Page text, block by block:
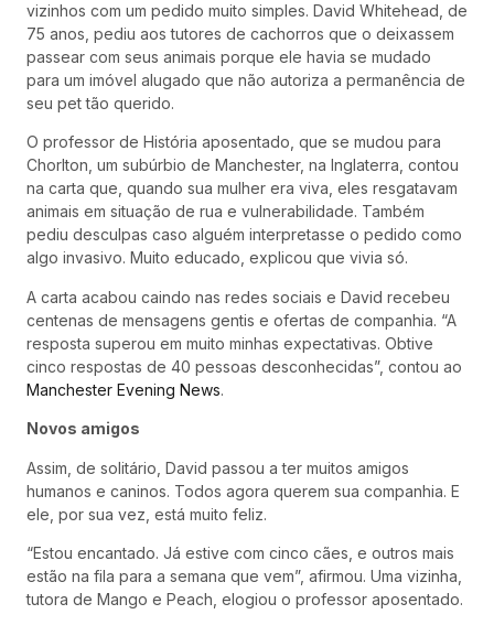
vizinhos com um pedido muito simples. David Whitehead, de
75 anos, pediu aos tutores de cachorros que o deixassem
passear com seus animais porque ele havia se mudado
para um imóvel alugado que não autoriza a permanência de
seu pet tão querido.
O professor de História aposentado, que se mudou para
Chorlton, um subúrbio de Manchester, na Inglaterra, contou
na carta que, quando sua mulher era viva, eles resgatavam
animais em situação de rua e vulnerabilidade. Também
pediu desculpas caso alguém interpretasse o pedido como
algo invasivo. Muito educado, explicou que vivia só.
A carta acabou caindo nas redes sociais e David recebeu
centenas de mensagens gentis e ofertas de companhia. “A
resposta superou em muito minhas expectativas. Obtive
cinco respostas de 40 pessoas desconhecidas”, contou ao
Manchester Evening News.
Novos amigos
Assim, de solitário, David passou a ter muitos amigos
humanos e caninos. Todos agora querem sua companhia. E
ele, por sua vez, está muito feliz.
“Estou encantado. Já estive com cinco cães, e outros mais
estão na fila para a semana que vem”, afirmou. Uma vizinha,
tutora de Mango e Peach, elogiou o professor aposentado.